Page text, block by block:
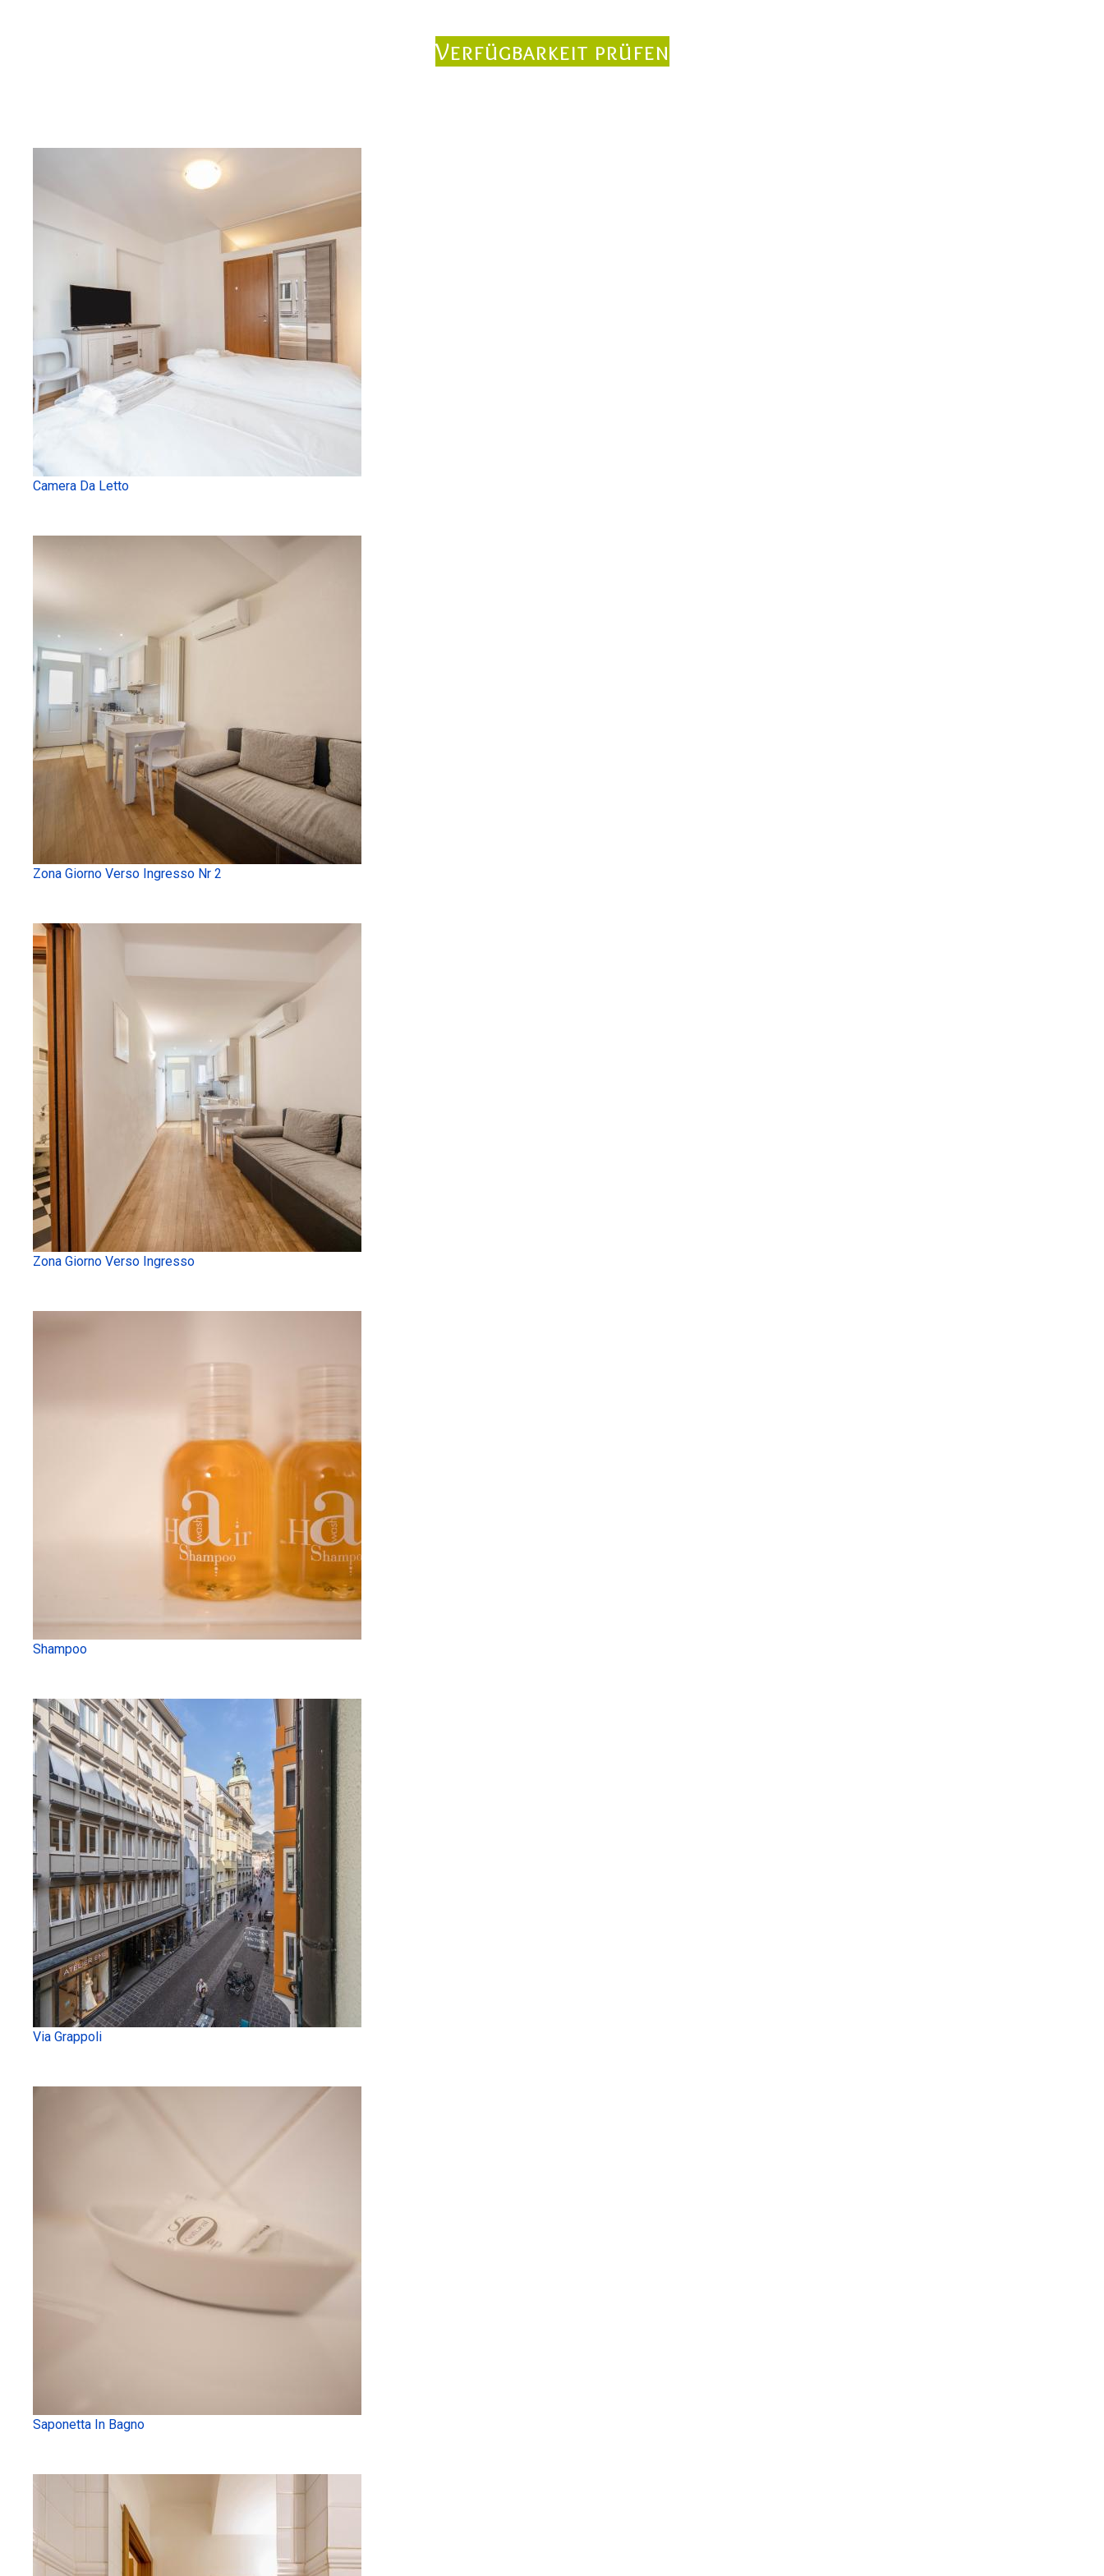
Verfügbarkeit prüfen
Camera Da Letto
Zona Giorno Verso Ingresso Nr 2
Zona Giorno Verso Ingresso
Shampoo
Via Grappoli
Saponetta In Bagno